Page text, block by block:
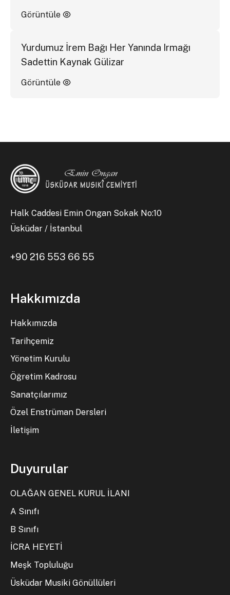
Görüntüle
Yurdumuz İrem Bağı Her Yanında Irmağı
Sadettin Kaynak Gülizar
Görüntüle
Halk Caddesi Emin Ongan Sokak No:10
Üsküdar / İstanbul
+90 216 553 66 55
Hakkımızda
Hakkımızda
Tarihçemiz
Yönetim Kurulu
Öğretim Kadrosu
Sanatçılarımız
Özel Enstrüman Dersleri
İletişim
Duyurular
OLAĞAN GENEL KURUL İLANI
A Sınıfı
B Sınıfı
İCRA HEYETİ
Meşk Topluluğu
Üsküdar Musiki Gönüllüleri